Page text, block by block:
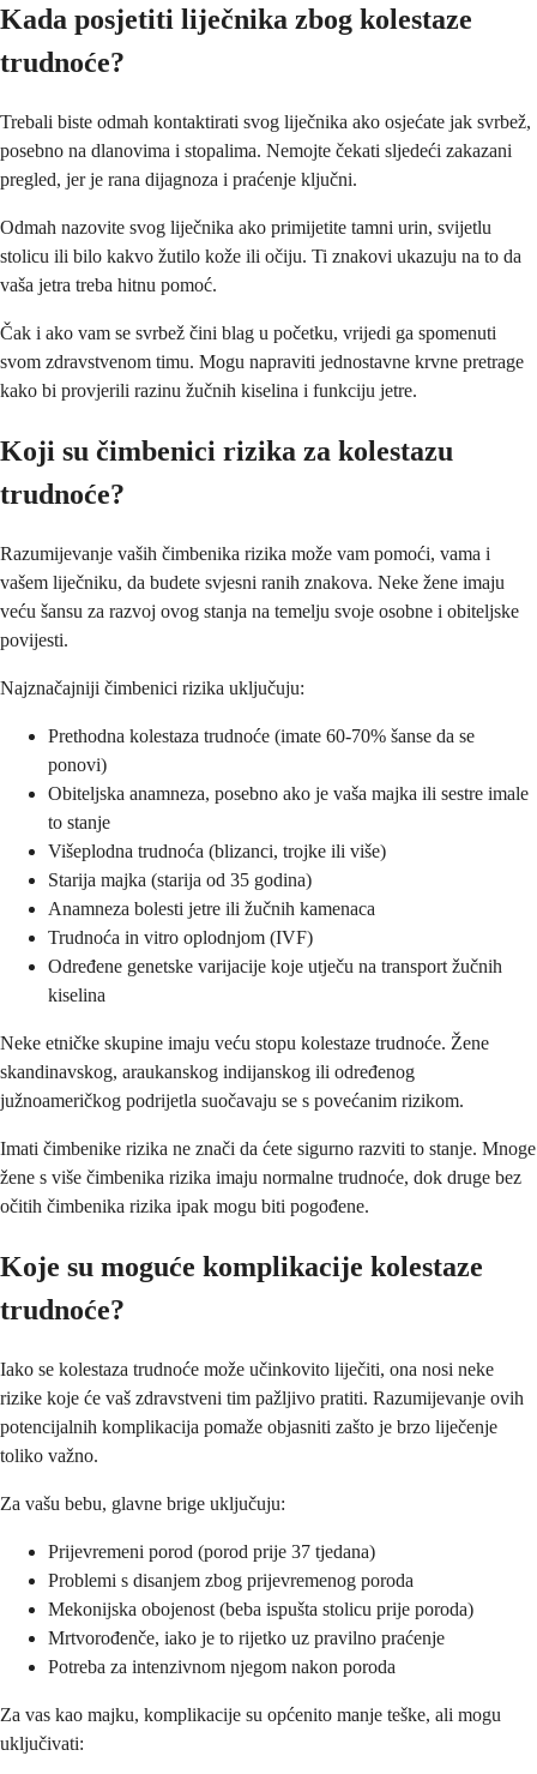
Kada posjetiti liječnika zbog kolestaze
trudnoće?
Trebali biste odmah kontaktirati svog liječnika ako osjećate jak svrbež,
posebno na dlanovima i stopalima. Nemojte čekati sljedeći zakazani
pregled, jer je rana dijagnoza i praćenje ključni.
Odmah nazovite svog liječnika ako primijetite tamni urin, svijetlu
stolicu ili bilo kakvo žutilo kože ili očiju. Ti znakovi ukazuju na to da
vaša jetra treba hitnu pomoć.
Čak i ako vam se svrbež čini blag u početku, vrijedi ga spomenuti
svom zdravstvenom timu. Mogu napraviti jednostavne krvne pretrage
kako bi provjerili razinu žučnih kiselina i funkciju jetre.
Koji su čimbenici rizika za kolestazu
trudnoće?
Razumijevanje vaših čimbenika rizika može vam pomoći, vama i
vašem liječniku, da budete svjesni ranih znakova. Neke žene imaju
veću šansu za razvoj ovog stanja na temelju svoje osobne i obiteljske
povijesti.
Najznačajniji čimbenici rizika uključuju:
Prethodna kolestaza trudnoće (imate 60-70% šanse da se
ponovi)
Obiteljska anamneza, posebno ako je vaša majka ili sestre imale
to stanje
Višeplodna trudnoća (blizanci, trojke ili više)
Starija majka (starija od 35 godina)
Anamneza bolesti jetre ili žučnih kamenaca
Trudnoća in vitro oplodnjom (IVF)
Određene genetske varijacije koje utječu na transport žučnih
kiselina
Neke etničke skupine imaju veću stopu kolestaze trudnoće. Žene
skandinavskog, araukanskog indijanskog ili određenog
južnoameričkog podrijetla suočavaju se s povećanim rizikom.
Imati čimbenike rizika ne znači da ćete sigurno razviti to stanje. Mnoge
žene s više čimbenika rizika imaju normalne trudnoće, dok druge bez
očitih čimbenika rizika ipak mogu biti pogođene.
Koje su moguće komplikacije kolestaze
trudnoće?
Iako se kolestaza trudnoće može učinkovito liječiti, ona nosi neke
rizike koje će vaš zdravstveni tim pažljivo pratiti. Razumijevanje ovih
potencijalnih komplikacija pomaže objasniti zašto je brzo liječenje
toliko važno.
Za vašu bebu, glavne brige uključuju:
Prijevremeni porod (porod prije 37 tjedana)
Problemi s disanjem zbog prijevremenog poroda
Mekonijska obojenost (beba ispušta stolicu prije poroda)
Mrtvorođenče, iako je to rijetko uz pravilno praćenje
Potreba za intenzivnom njegom nakon poroda
Za vas kao majku, komplikacije su općenito manje teške, ali mogu
uključivati: